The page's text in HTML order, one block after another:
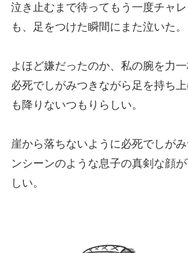
泣き止むまで待ってもう一度チャ
も、足をつけた瞬間にまた泣いた。
よほど嫌だったのか、私の腕を力
必死でしがみつきながら足を持ち
も降りないつもりらしい。
崖から落ちないように必死でしが
ンシーンのような息子の真剣な顔
しい。